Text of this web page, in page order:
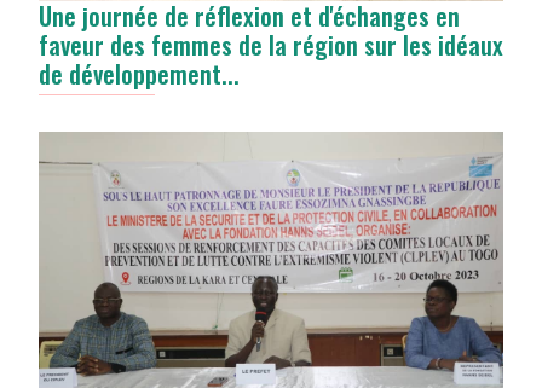
Une journée de réflexion et d'échanges en
faveur des femmes de la région sur les idéaux
de développement...